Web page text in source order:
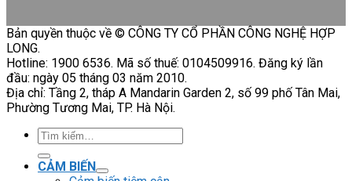
Bản quyền thuộc về © CÔNG TY CỔ PHẦN CÔNG NGHỆ HỢP
LONG.
Hotline: 1900 6536. Mã số thuế: 0104509916. Đăng ký lần
đầu: ngày 05 tháng 03 năm 2010.
Địa chỉ: Tầng 2, tháp A Mandarin Garden 2, số 99 phố Tân Mai,
Phường Tương Mai, TP. Hà Nội.
Tìm
CẢM BIẾN